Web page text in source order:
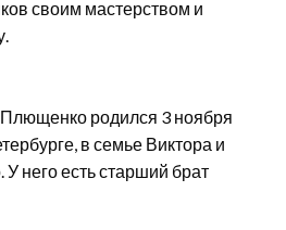
своим мастерством и
родился 3 ноября
в семье Виктора и
него есть старший брат